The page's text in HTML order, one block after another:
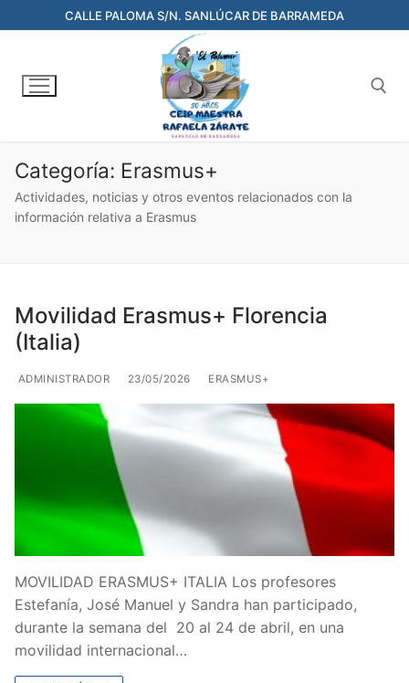
CALLE PALOMA S/N. SANLÚCAR DE BARRAMEDA
Categoría: Erasmus+
Actividades, noticias y otros eventos relacionados con la
información relativa a Erasmus
Movilidad Erasmus+ Florencia
(Italia)
ADMINISTRADOR 23/05/2026 ERASMUS+
MOVILIDAD ERASMUS+ ITALIA Los profesores
Estefanía, José Manuel y Sandra han participado,
durante la semana del 20 al 24 de abril, en una
movilidad internacional…